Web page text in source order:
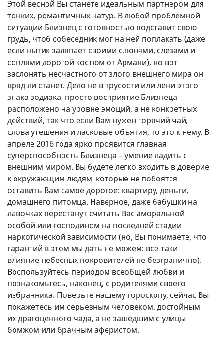
Этой весной Вы станете идеальным партнером для
тонких, романтичных натур. В любой проблемной
ситуации Близнец с готовностью подставит свою
грудь, чтоб собеседник мог на ней поплакать (даже
если нытик заляпает своими слюнями, слезами и
соплями дорогой костюм от Армани), но вот
заслонять несчастного от злого внешнего мира он
вряд ли станет. Дело не в трусости или лени этого
знака зодиака, просто восприятие Близнеца
расположено на уровне эмоций, а не конкретных
действий, так что если Вам нужен горячий чай,
слова утешения и ласковые объятия, то это к нему. В
апреле 2016 года ярко проявится главная
суперспособность Близнеца – умение ладить с
внешним миром. Вы будете легко входить в доверие
к окружающим людям, которые не побоятся
оставить Вам самое дорогое: квартиру, деньги,
домашнего питомца. Наверное, даже бабушки на
лавочках перестанут считать Вас аморальной
особой или господином на последней стадии
наркотической зависимости (но, Вы понимаете, что
гарантий в этом мы дать не можем: все-таки
влияние небесных покровителей не безгранично).
Воспользуйтесь периодом всеобщей любви и
познакомьтесь, наконец, с родителями своего
избранника. Поверьте нашему гороскопу, сейчас Вы
покажетесь им серьезным человеком, достойным
их драгоценного чада, а не зашедшим с улицы
бомжом или брачным аферистом.